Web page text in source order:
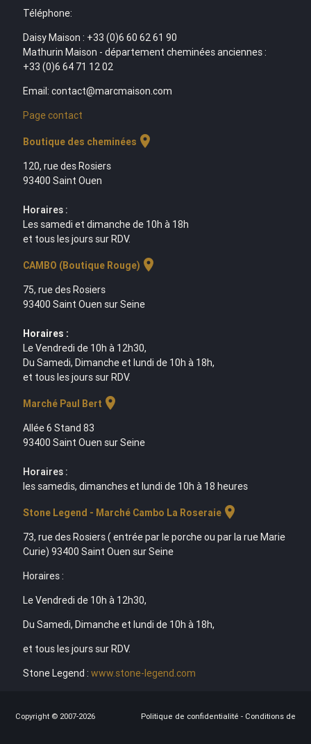
Téléphone:
Daisy Maison : +33 (0)6 60 62 61 90
Mathurin Maison - département cheminées anciennes :
+33 (0)6 64 71 12 02
Email: contact@marcmaison.com
Page contact
Boutique des cheminées location_on
120, rue des Rosiers
93400 Saint Ouen
Horaires :
Les samedi et dimanche de 10h à 18h
et tous les jours sur RDV.
CAMBO (Boutique Rouge) location_on
75, rue des Rosiers
93400 Saint Ouen sur Seine
Horaires :
Le Vendredi de 10h à 12h30,
Du Samedi, Dimanche et lundi de 10h à 18h,
et tous les jours sur RDV.
Marché Paul Bert location_on
Allée 6 Stand 83
93400 Saint Ouen sur Seine
Horaires :
les samedis, dimanches et lundi de 10h à 18 heures
Stone Legend - Marché Cambo La Roseraielocation_on
73, rue des Rosiers ( entrée par le porche ou par la rue Marie
Curie) 93400 Saint Ouen sur Seine
Horaires :
Le Vendredi de 10h à 12h30,
Du Samedi, Dimanche et lundi de 10h à 18h,
et tous les jours sur RDV.
Stone Legend : www.stone-legend.com
Copyright © 2007-2026 Politique de confidentialité - Conditions de